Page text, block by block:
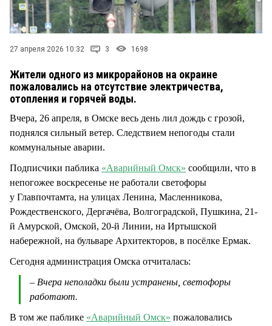
27 апреля 2026 10:32 3 1698
Жители одного из микрорайонов на окраине
пожаловались на отсутствие электричества,
отопления и горячей воды.
Вчера, 26 апреля, в Омске весь день лил дождь с грозой,
поднялся сильный ветер. Следствием непогоды стали
коммунальные аварии.
Подписчики паблика «Аварийный Омск» сообщили, что в
непогожее воскресенье не работали светофоры
у Главпочтамта, на улицах Ленина, Масленникова,
Рождественского, Дергачёва, Волгоградской, Пушкина, 21-
й Амурской, Омской, 20-й Линии, на Иртышской
набережной, на бульваре Архитекторов, в посёлке Ермак.
Сегодня администрация Омска отчиталась:
– Вчера неполадки были устранены, светофоры
работают.
В том же паблике «Аварийный Омск» пожаловались